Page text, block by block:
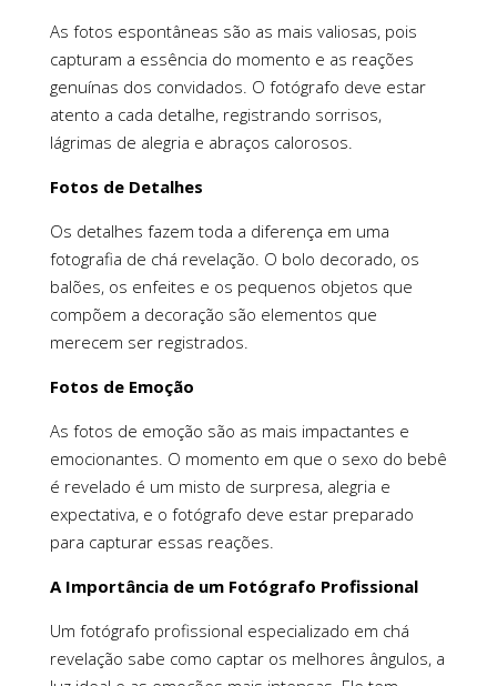
As fotos espontâneas são as mais valiosas, pois
capturam a essência do momento e as reações
genuínas dos convidados. O fotógrafo deve estar
atento a cada detalhe, registrando sorrisos,
lágrimas de alegria e abraços calorosos.
Fotos de Detalhes
Os detalhes fazem toda a diferença em uma
fotografia de chá revelação. O bolo decorado, os
balões, os enfeites e os pequenos objetos que
compõem a decoração são elementos que
merecem ser registrados.
Fotos de Emoção
As fotos de emoção são as mais impactantes e
emocionantes. O momento em que o sexo do bebê
é revelado é um misto de surpresa, alegria e
expectativa, e o fotógrafo deve estar preparado
para capturar essas reações.
A Importância de um Fotógrafo Profissional
Um fotógrafo profissional especializado em chá
revelação sabe como captar os melhores ângulos, a